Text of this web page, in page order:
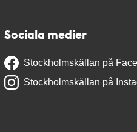
Sociala medier
Stockholmskällan på
Stockholmskällan på